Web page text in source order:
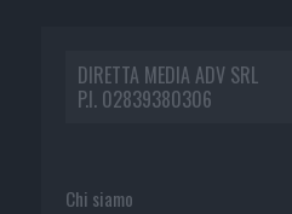
DIRETTA MEDIA ADV SRL
P.I. 02839380306
Chi siamo